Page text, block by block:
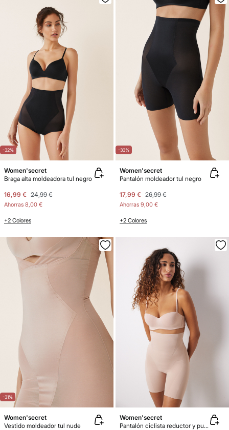
-32%
Women'secret
Braga alta moldeadora tul negro
16,99 € 24,99 €
Ahorras 8,00 €
+2 Colores
-33%
Women'secret
Pantalón moldeador tul negro
17,99 € 26,99 €
Ahorras 9,00 €
+2 Colores
-31%
Women'secret
Vestido moldeador tul nude
Women'secret
Pantalón ciclista reductor y push up nude